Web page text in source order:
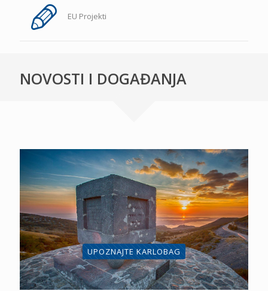
EU Projekti
NOVOSTI I DOGAĐANJA
UPOZNAJTE KARLOBAG